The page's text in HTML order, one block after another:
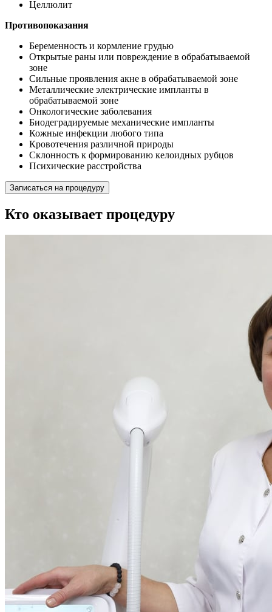
Целлюлит
Противопоказания
Беременность и кормление грудью
Открытые раны или повреждение в обрабатываемой
зоне
Сильные проявления акне в обрабатываемой зоне
Металлические электрические импланты в
обрабатываемой зоне
Онкологические заболевания
Биодеградируемые механические импланты
Кожные инфекции любого типа
Кровотечения различной природы
Склонность к формированию келоидных рубцов
Психические расстройства
Записаться на процедуру
Кто оказывает процедуру